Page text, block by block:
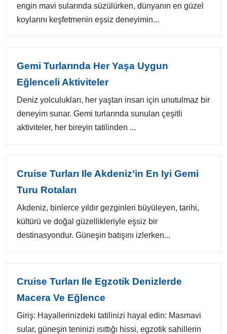
engin mavi sularında süzülürken, dünyanın en güzel
koylarını keşfetmenin eşsiz deneyimin...
Gemi Turlarında Her Yaşa Uygun
Eğlenceli Aktiviteler
Deniz yolculukları, her yaştan insan için unutulmaz bir
deneyim sunar. Gemi turlarında sunulan çeşitli
aktiviteler, her bireyin tatilinden ...
Cruise Turları Ile Akdeniz’in En Iyi Gemi
Turu Rotaları
Akdeniz, binlerce yıldır gezginleri büyüleyen, tarihi,
kültürü ve doğal güzellikleriyle eşsiz bir
destinasyondur. Güneşin batışını izlerken...
Cruise Turları Ile Egzotik Denizlerde
Macera Ve Eğlence
Giriş: Hayallerinizdeki tatilinizi hayal edin: Masmavi
sular, güneşin teninizi ısıttığı hissi, egzotik sahillerin